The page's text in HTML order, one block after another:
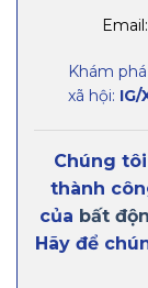
Email:
Khám
xã hội:
Chúng
thành
của bất
Hãy để